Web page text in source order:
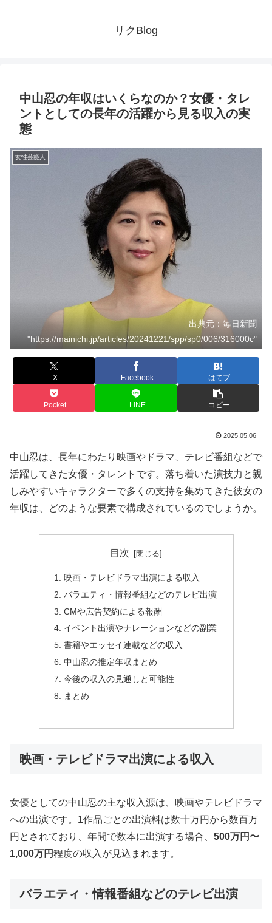
リクBlog
中山忍の年収はいくらなのか？女優・タレ
ントとしての長年の活躍から見る収入の実
態
女性芸能人
出典元：毎日新聞
"https://mainichi.jp/articles/20241221/spp/sp0/006/316000c"
X Facebook はてブ
Pocket LINE コピー
2025.05.06
中山忍は、長年にわたり映画やドラマ、テレビ番組などで
活躍してきた女優・タレントです。落ち着いた演技力と親
しみやすいキャラクターで多くの支持を集めてきた彼女の
年収は、どのような要素で構成されているのでしょうか。
目次
映画・テレビドラマ出演による収入
バラエティ・情報番組などのテレビ出演
CMや広告契約による報酬
イベント出演やナレーションなどの副業
書籍やエッセイ連載などの収入
中山忍の推定年収まとめ
今後の収入の見通しと可能性
まとめ
映画・テレビドラマ出演による収入
女優としての中山忍の主な収入源は、映画やテレビドラマ
への出演です。1作品ごとの出演料は数十万円から数百万
円とされており、年間で数本に出演する場合、 500万円〜
1,000万円程度の収入が見込まれます。
バラエティ・情報番組などのテレビ出演